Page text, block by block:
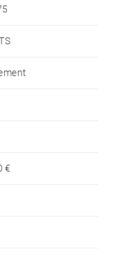
d’un
idéal pour
€